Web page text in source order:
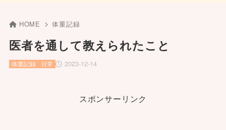
HOME 体重記録
医者を通して教えられたこと
2023-12-14
体重記録 日常
スポンサーリンク